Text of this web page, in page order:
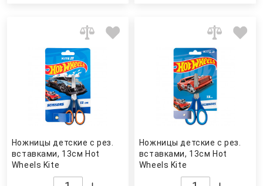
Ножницы детские с рез.
вставками, 13см Hot
Wheels Kite
Ножницы детские с рез.
вставками, 13см Hot
Wheels Kite